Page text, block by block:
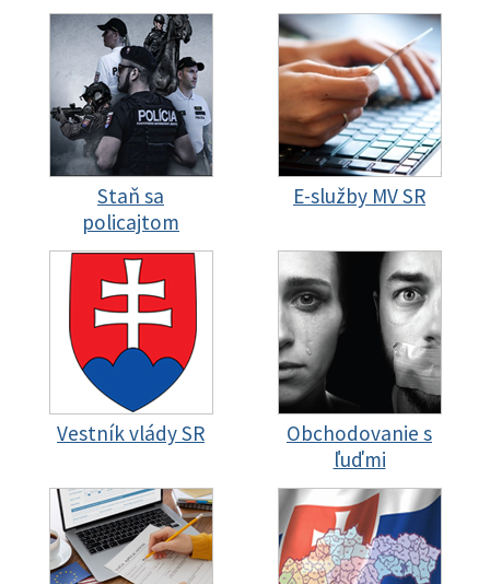
Staň sa
policajtom
E-služby MV SR
Vestník vlády SR
Obchodovanie s
ľuďmi